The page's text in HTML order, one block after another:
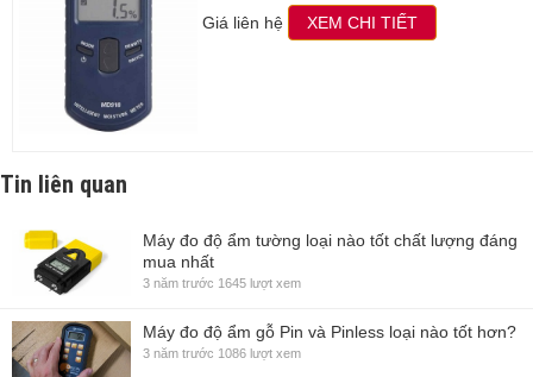
Giá liên hệ XEM CHI TIẾT
Tin liên quan
Máy đo độ ẩm tường loại nào tốt chất lượng đáng
mua nhất
3 năm trước 1645 lượt xem
Máy đo độ ẩm gỗ Pin và Pinless loại nào tốt hơn?
3 năm trước 1086 lượt xem